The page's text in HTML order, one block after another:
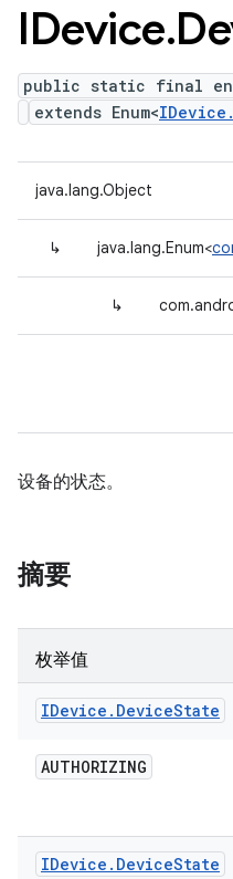
IDevice.
public static final
extends Enum<
java.lang.Object
↳ java.lang.Enum<
↳
设备的状态。
摘要
枚举值
IDevice . DeviceState
AUTHORIZING
IDevice . DeviceState